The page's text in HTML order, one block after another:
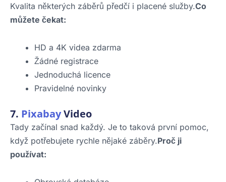
Kvalita některých záběrů předčí i placené služby.Co
můžete čekat:
HD a 4K videa zdarma
Žádné registrace
Jednoduchá licence
Pravidelné novinky
7. PixabayVideo
Tady začínal snad každý. Je to taková první pomoc,
když potřebujete rychle nějaké záběry.Proč ji
používat: